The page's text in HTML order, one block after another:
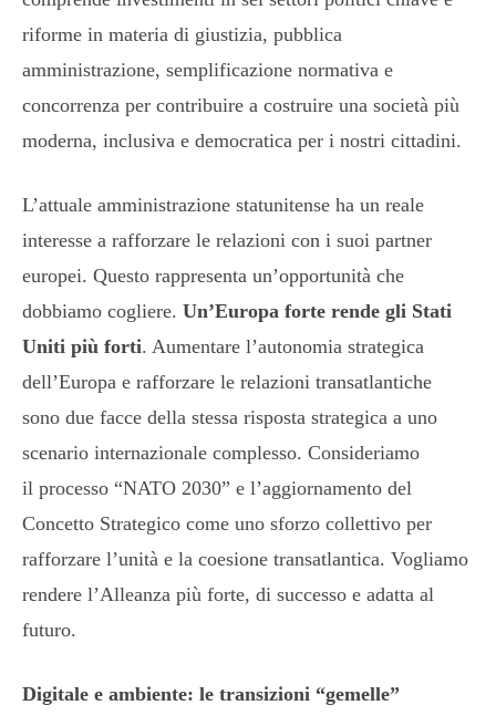
riforme in materia di giustizia, pubblica
amministrazione, semplificazione normativa e
concorrenza per contribuire a costruire una società più
moderna, inclusiva e democratica per i nostri cittadini.
L’attuale amministrazione statunitense ha un reale
interesse a rafforzare le relazioni con i suoi partner
europei. Questo rappresenta un’opportunità che
dobbiamo cogliere. Un’Europa forte rende gli Stati
Uniti più forti. Aumentare l’autonomia strategica
dell’Europa e rafforzare le relazioni transatlantiche
sono due facce della stessa risposta strategica a uno
scenario internazionale complesso. Consideriamo
il processo “NATO 2030” e l’aggiornamento del
Concetto Strategico come uno sforzo collettivo per
rafforzare l’unità e la coesione transatlantica. Vogliamo
rendere l’Alleanza più forte, di successo e adatta al
futuro.
Digitale e ambiente: le transizioni “gemelle”